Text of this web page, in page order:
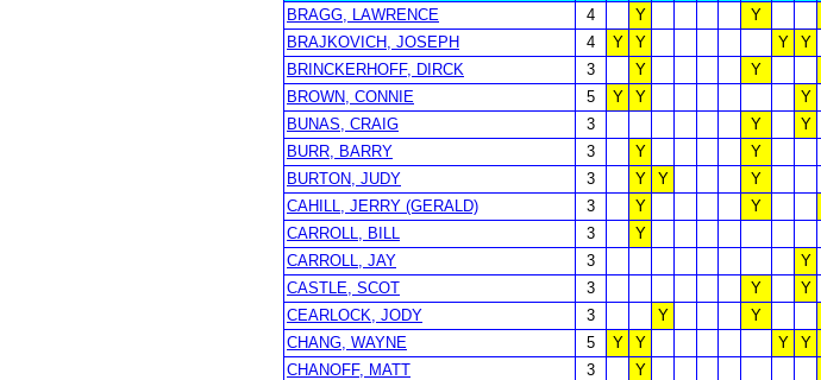
BRAGG, LAWRENCE
4 Y Y
BRAJKOVICH, JOSEPH
4 Y Y Y Y
BRINCKERHOFF, DIRCK
3 Y Y
BROWN, CONNIE
5 Y Y Y
BUNAS, CRAIG
3 Y Y
BURR, BARRY
3 Y Y
BURTON, JUDY
3 Y Y Y
CAHILL, JERRY (GERALD)
3 Y Y
CARROLL, BILL
3 Y
CARROLL, JAY
3 Y
CASTLE, SCOT
3 Y Y
CEARLOCK, JODY
3 Y Y
CHANG, WAYNE
5 Y Y Y Y
CHANOFF, MATT
3 Y